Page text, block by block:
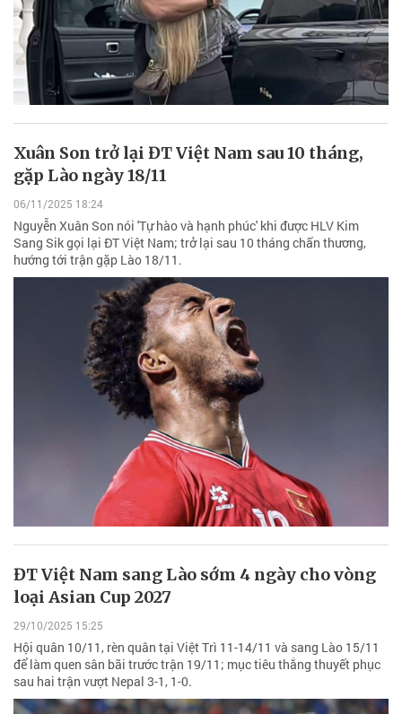
Xuân Son trở lại ĐT Việt Nam sau 10 tháng,
gặp Lào ngày 18/11
06/11/2025 18:24
Nguyễn Xuân Son nói 'Tự hào và hạnh phúc' khi được HLV Kim
Sang Sik gọi lại ĐT Việt Nam; trở lại sau 10 tháng chấn thương,
hướng tới trận gặp Lào 18/11.
ĐT Việt Nam sang Lào sớm 4 ngày cho vòng
loại Asian Cup 2027
29/10/2025 15:25
Hội quân 10/11, rèn quân tại Việt Trì 11-14/11 và sang Lào 15/11
để làm quen sân bãi trước trận 19/11; mục tiêu thắng thuyết phục
sau hai trận vượt Nepal 3-1, 1-0.